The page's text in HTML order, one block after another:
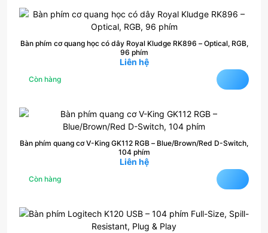
Bàn phím cơ quang học có dây Royal Kludge RK896 – Optical, RGB,
96 phím
Liên hệ
Còn hàng
Bàn phím quang cơ V-King GK112 RGB – Blue/Brown/Red D-Switch,
104 phím
Liên hệ
Còn hàng